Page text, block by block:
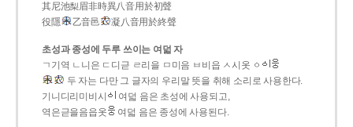
其尼池梨眉非時異八音用於初聲
役隱
乙音邑 凝八音用於終聲
초성과 종성에 두루 쓰이는 여덟 자
ㄱ기역 ㄴ니은 ㄷ디귿 ㄹ리을 ㅁ미음 ㅂ비읍 ㅅ시옷 ㆁ
두 자는 다만 그 글자의 우리말 뜻을 취해 소리로 사용한다.
기니디리미비시
여덟 음은 초성에 사용되고,
역은귿을음읍옷
여덟 음은 종성에 사용된다.